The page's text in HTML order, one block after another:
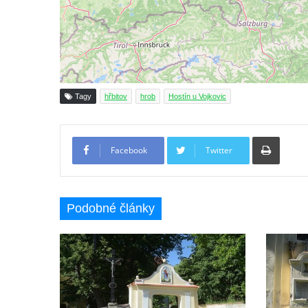
Hrob Aloise Podrábského na hřbitově v
Račicích
Pamětní deska Miroslava Švice na domě
čp. 43 v Lužci nad Vltavou
Pomník obětem 2. světové války v ulici 1.
nad Vltavou
Pomník obětem válek před hřbitovem v
Kenotaf Václava Floriána na hřbitově v
Lužci nad Vltavou
Kenotaf Miloslava Švice na hřbitově v Lužci
nad Vltavou
Tagy hřbitov hrob Hostín u Vojkovic
Facebook Twitter
Podobné články